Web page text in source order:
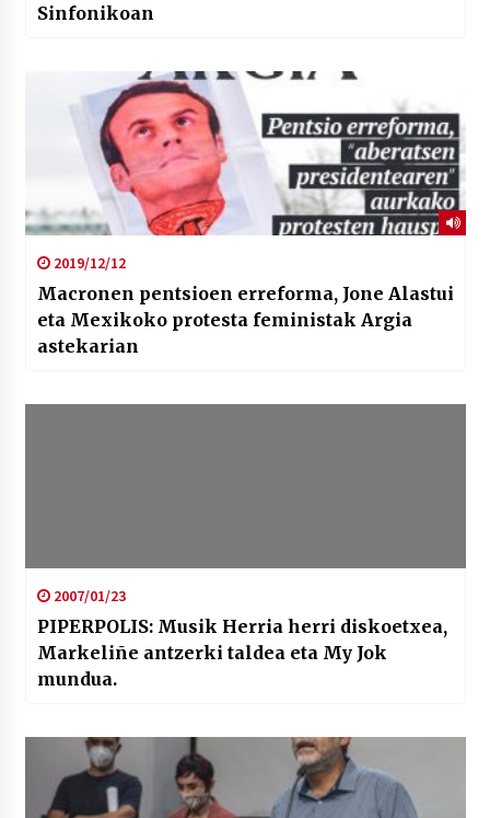
Sinfonikoan
2019/12/12
Macronen pentsioen erreforma, Jone Alastui
eta Mexikoko protesta feministak Argia
astekarian
2007/01/23
PIPERPOLIS: Musik Herria herri diskoetxea,
Markeliñe antzerki taldea eta My Jok
mundua.